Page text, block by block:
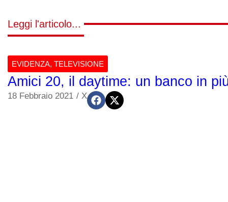
Leggi l'articolo...
EVIDENZA, TELEVISIONE
Amici 20, il daytime: un banco in
18 Febbraio 2021 / X